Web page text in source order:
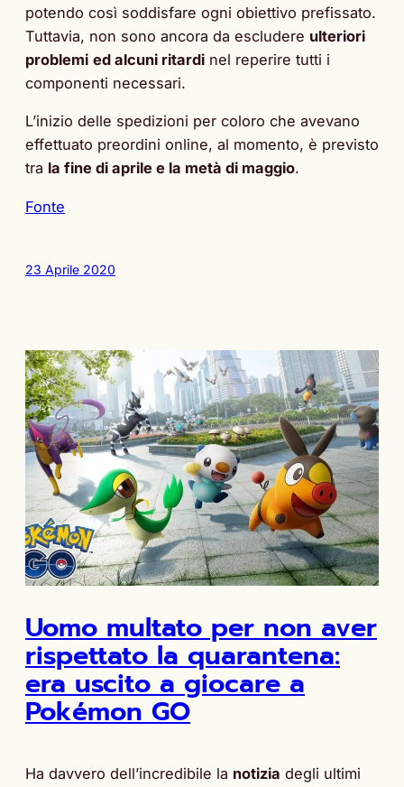
potendo così soddisfare ogni obiettivo prefissato.
Tuttavia, non sono ancora da escludere ulteriori
problemi ed alcuni ritardi nel reperire tutti i
componenti necessari.
L’inizio delle spedizioni per coloro che avevano
effettuato preordini online, al momento, è previsto
tra la fine di aprile e la metà di maggio.
Fonte
23 Aprile 2020
Uomo multato per non aver
rispettato la quarantena:
era uscito a giocare a
Pokémon GO
Ha davvero dell’incredibile la notizia degli ultimi